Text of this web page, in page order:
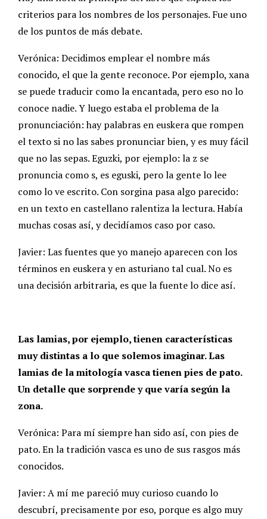
criterios para los nombres de los personajes. Fue uno
de los puntos de más debate.
Verónica: Decidimos emplear el nombre más
conocido, el que la gente reconoce. Por ejemplo, xana
se puede traducir como la encantada, pero eso no lo
conoce nadie. Y luego estaba el problema de la
pronunciación: hay palabras en euskera que rompen
el texto si no las sabes pronunciar bien, y es muy fácil
que no las sepas. Eguzki, por ejemplo: la z se
pronuncia como s, es eguski, pero la gente lo lee
como lo ve escrito. Con sorgina pasa algo parecido:
en un texto en castellano ralentiza la lectura. Había
muchas cosas así, y decidíamos caso por caso.
Javier: Las fuentes que yo manejo aparecen con los
términos en euskera y en asturiano tal cual. No es
una decisión arbitraria, es que la fuente lo dice así.
Las lamias, por ejemplo, tienen características
muy distintas a lo que solemos imaginar. Las
lamias de la mitología vasca tienen pies de pato.
Un detalle que sorprende y que varía según la
zona.
Verónica: Para mí siempre han sido así, con pies de
pato. En la tradición vasca es uno de sus rasgos más
conocidos.
Javier: A mí me pareció muy curioso cuando lo
descubrí, precisamente por eso, porque es algo muy